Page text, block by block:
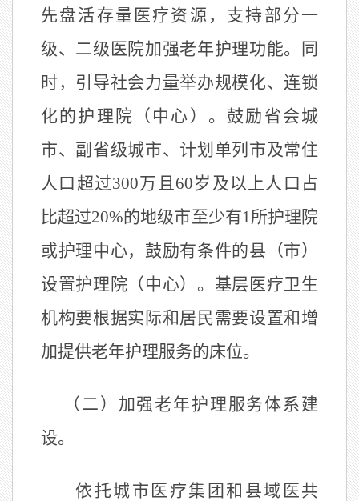
先盘活存量医疗资源，支持部分一
级、二级医院加强老年护理功能。同
时，引导社会力量举办规模化、连锁
化的护理院（中心）。鼓励省会城
市、副省级城市、计划单列市及常住
人口超过300万且 60岁及以上人口占
比超过20%的地级市至少有1所护理院
或护理中心，鼓励有条件的县（市）
设置护理院（中心）。基层医疗卫生
机构要根据实际和居民需要设置和增
加提供老年护理服务的床位。
（二）加强老年护理服务体系建
设。
依托城市医疗集团和县域医共